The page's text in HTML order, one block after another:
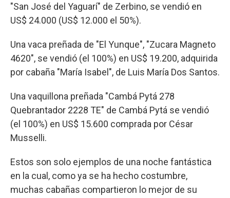
"San José del Yaguarí" de Zerbino, se vendió en
US$ 24.000 (US$ 12.000 el 50%).
Una vaca preñada de "El Yunque", "Zucara Magneto
4620", se vendió (el 100%) en US$ 19.200, adquirida
por cabaña "María Isabel", de Luis María Dos Santos.
Una vaquillona preñada "Cambá Pytá 278
Quebrantador 2228 TE" de Cambá Pytá se vendió
(el 100%) en US$ 15.600 comprada por César
Musselli.
Estos son solo ejemplos de una noche fantástica
en la cual, como ya se ha hecho costumbre,
muchas cabañas compartieron lo mejor de su